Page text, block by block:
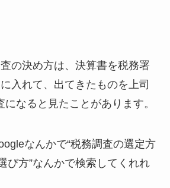
の決め方は、決算書を税務署
入れて、出てきたものを上司
なると見たことがあります。
なんかで“税務調査の選定方
び方”なんかで検索してくれれ